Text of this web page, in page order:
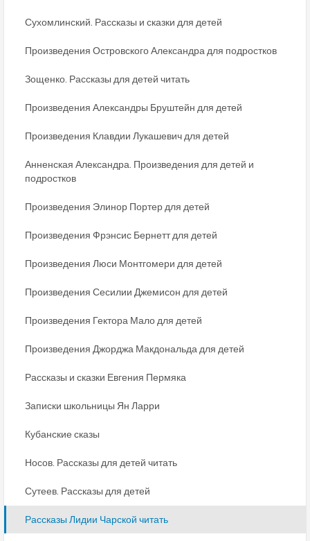
Сухомлинский. Рассказы и сказки для детей
Произведения Островского Александра для подростков
Зощенко. Рассказы для детей читать
Произведения Александры Бруштейн для детей
Произведения Клавдии Лукашевич для детей
Анненская Александра. Произведения для детей и
подростков
Произведения Элинор Портер для детей
Произведения Фрэнсис Бернетт для детей
Произведения Люси Монтгомери для детей
Произведения Сесилии Джемисон для детей
Произведения Гектора Мало для детей
Произведения Джорджа Макдональда для детей
Рассказы и сказки Евгения Пермяка
Записки школьницы Ян Ларри
Кубанские сказы
Носов. Рассказы для детей читать
Сутеев. Рассказы для детей
Рассказы Лидии Чарской читать